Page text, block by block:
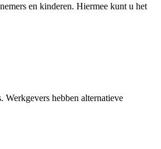
en kinderen. Hiermee kunt u het
hebben alternatieve